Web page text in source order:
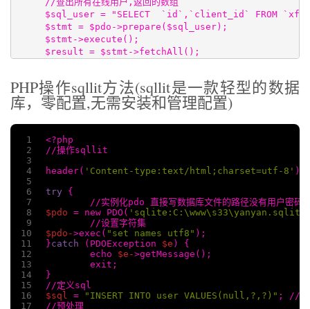
$sql_user = "SELECT  `id`,`client_id` FROM
$stmt = $pdo->prepare($sql_user);
$stmt->execute();
$result = $stmt->fetchAll();
PHP操作sqllit方法(sqllit是一款轻型的数据
库，零配置,无需安装和管理配置)
1
2
3
4
5
6
7
8
9
10
11
12
13
14
15
16
17
<?php
//操作sqllit
header( 'Content-type:text/html;charset=utf-8' );
try {
//实例化pdo 直接写数据库文件的路径没有用户密码
$pdo = new PDO(
	//设置字符集
$pdo->exec( "set names utf8" );
}catch (PDOException $e ) {
	echo
$e->getMessage();
	exit;
}
//定义sql
$sql = "INSERT INTO user VALUES(null,?,?)" ; //
//预处理